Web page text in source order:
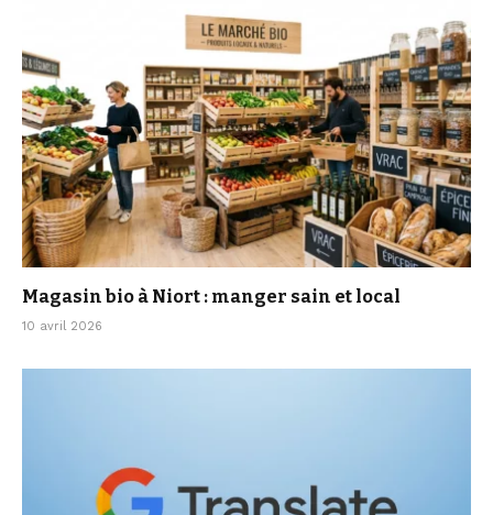
Magasin bio à Niort : manger sain et local
10 avril 2026